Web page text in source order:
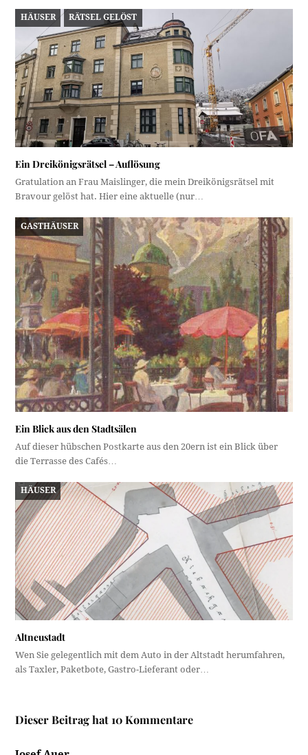
HÄUSER RÄTSEL GELÖST
Ein Dreikönigsrätsel – Auflösung
Gratulation an Frau Maislinger, die mein Dreikönigsrätsel mit
Bravour gelöst hat. Hier eine aktuelle (nur…
GASTHÄUSER
Ein Blick aus den Stadtsälen
Auf dieser hübschen Postkarte aus den 20ern ist ein Blick über
die Terrasse des Cafés…
HÄUSER
Altneustadt
Wen Sie gelegentlich mit dem Auto in der Altstadt herumfahren,
als Taxler, Paketbote, Gastro-Lieferant oder…
Dieser Beitrag hat 10 Kommentare